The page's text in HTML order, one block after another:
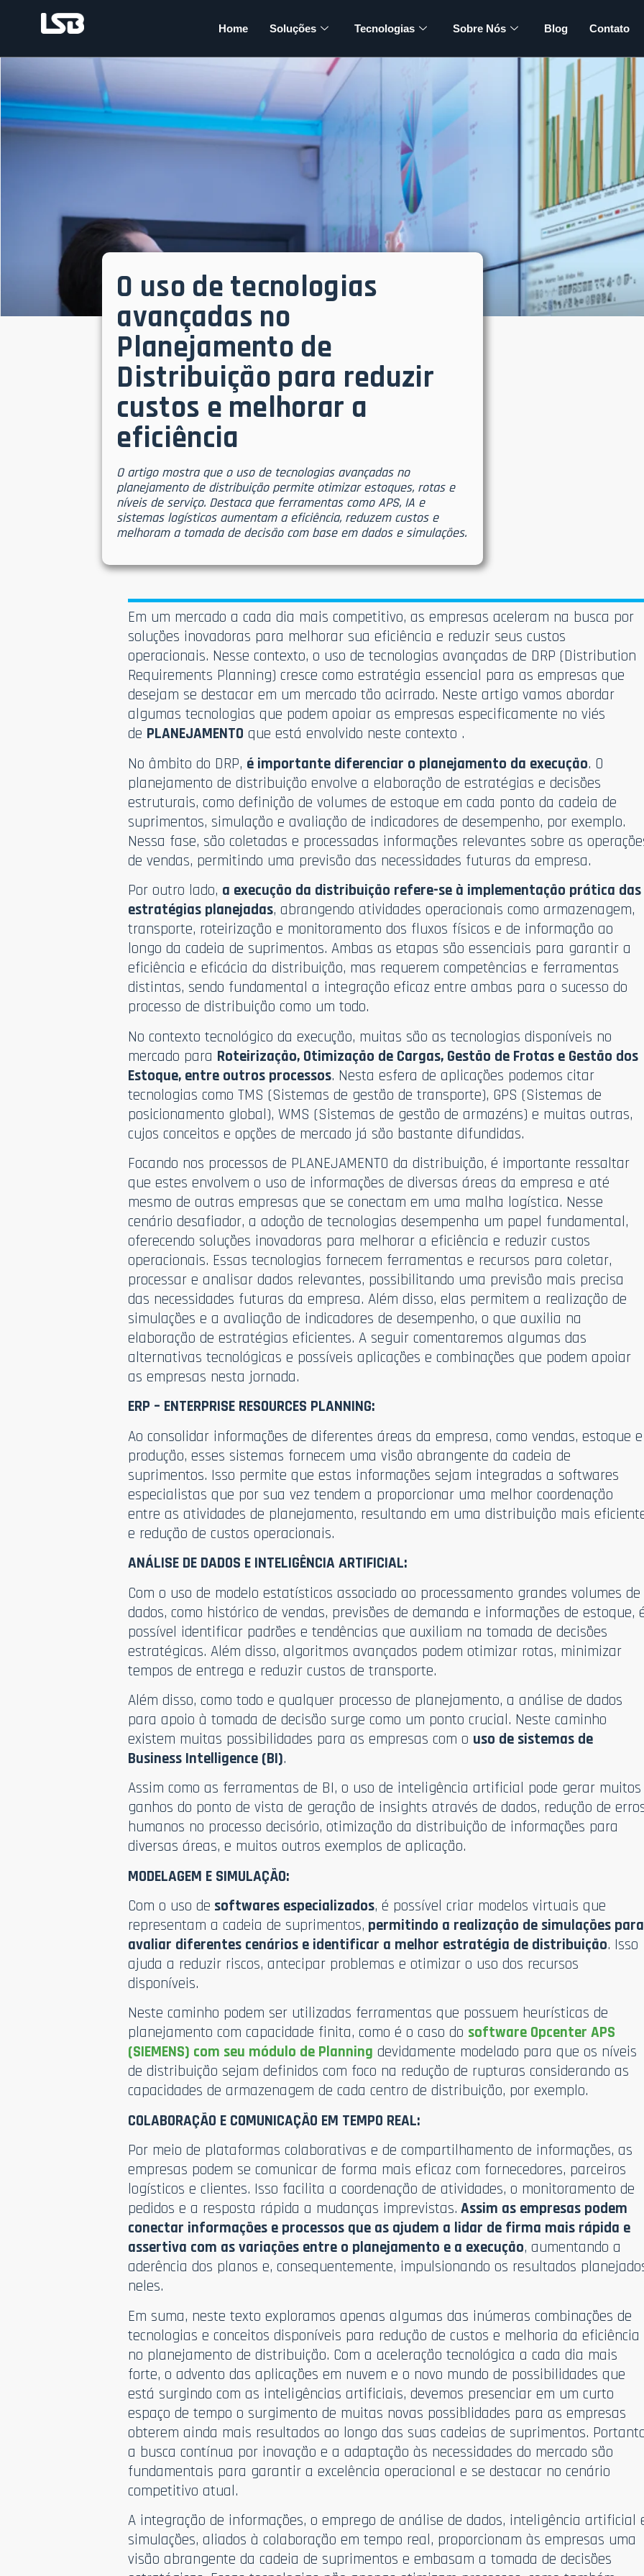
Home Soluções Tecnologias Sobre Nós Blog Contato
O uso de tecnologias
avançadas no
Planejamento de
Distribuição para reduzir
custos e melhorar a
eficiência
O artigo mostra que o uso de tecnologias avançadas no
planejamento de distribuição permite otimizar estoques, rotas e
níveis de serviço. Destaca que ferramentas como APS, IA e
sistemas logísticos aumentam a eficiência, reduzem custos e
melhoram a tomada de decisão com base em dados e simulações.
Em um mercado a cada dia mais competitivo, as empresas aceleram na busca por
soluções inovadoras para melhorar sua eficiência e reduzir seus custos
operacionais. Nesse contexto, o uso de tecnologias avançadas de DRP (Distribution
Requirements Planning) cresce como estratégia essencial para as empresas que
desejam se destacar em um mercado tão acirrado. Neste artigo vamos abordar
algumas tecnologias que podem apoiar as empresas especificamente no viés
de PLANEJAMENTO que está envolvido neste contexto .
No âmbito do DRP, é importante diferenciar o planejamento da execução. O
planejamento de distribuição envolve a elaboração de estratégias e decisões
estruturais, como definição de volumes de estoque em cada ponto da cadeia de
suprimentos, simulação e avaliação de indicadores de desempenho, por exemplo.
Nessa fase, são coletadas e processadas informações relevantes sobre as
de vendas, permitindo uma previsão das necessidades futuras da empresa.
Por outro lado, a execução da distribuição refere-se à implementação prática das
estratégias planejadas, abrangendo atividades operacionais como armazenagem,
transporte, roteirização e monitoramento dos fluxos físicos e de informação ao
longo da cadeia de suprimentos. Ambas as etapas são essenciais para garantir a
eficiência e eficácia da distribuição, mas requerem competências e ferramentas
distintas, sendo fundamental a integração eficaz entre ambas para o sucesso do
processo de distribuição como um todo.
No contexto tecnológico da execução, muitas são as tecnologias disponíveis no
mercado para Roteirização, Otimização de Cargas, Gestão de Frotas e Gestão dos
Estoque, entre outros processos. Nesta esfera de aplicações podemos citar
tecnologias como TMS (Sistemas de gestão de transporte), GPS (Sistemas de
posicionamento global), WMS (Sistemas de gestão de armazéns) e muitas outras,
cujos conceitos e opções de mercado já são bastante difundidas.
Focando nos processos de PLANEJAMENTO da distribuição, é importante ressaltar
que estes envolvem o uso de informações de diversas áreas da empresa e até
mesmo de outras empresas que se conectam em uma malha logística. Nesse
cenário desafiador, a adoção de tecnologias desempenha um papel fundamental,
oferecendo soluções inovadoras para melhorar a eficiência e reduzir custos
operacionais. Essas tecnologias fornecem ferramentas e recursos para coletar,
processar e analisar dados relevantes, possibilitando uma previsão mais precisa
das necessidades futuras da empresa. Além disso, elas permitem a realização de
simulações e a avaliação de indicadores de desempenho, o que auxilia na
elaboração de estratégias eficientes. A seguir comentaremos algumas das
alternativas tecnológicas e possíveis aplicações e combinações que podem apoiar
as empresas nesta jornada.
ERP – ENTERPRISE RESOURCES PLANNING:
Ao consolidar informações de diferentes áreas da empresa, como vendas, estoque e
produção, esses sistemas fornecem uma visão abrangente da cadeia de
suprimentos. Isso permite que estas informações sejam integradas a softwares
especialistas que por sua vez tendem a proporcionar uma melhor coordenação
entre as atividades de planejamento, resultando em uma distribuição mais
e redução de custos operacionais.
ANÁLISE DE DADOS E INTELIGÊNCIA ARTIFICIAL:
Com o uso de modelo estatísticos associado ao processamento grandes volumes de
dados, como histórico de vendas, previsões de demanda e informações de estoque,
possível identificar padrões e tendências que auxiliam na tomada de decisões
estratégicas. Além disso, algoritmos avançados podem otimizar rotas, minimizar
tempos de entrega e reduzir custos de transporte.
Além disso, como todo e qualquer processo de planejamento, a análise de dados
para apoio à tomada de decisão surge como um ponto crucial. Neste caminho
existem muitas possibilidades para as empresas com o uso de sistemas de
Business Intelligence (BI).
Assim como as ferramentas de BI, o uso de inteligência artificial pode gerar muitos
ganhos do ponto de vista de geração de insights através de dados, redução de
humanos no processo decisório, otimização da distribuição de informações para
diversas áreas, e muitos outros exemplos de aplicação.
MODELAGEM E SIMULAÇÃO:
Com o uso de softwares especializados, é possível criar modelos virtuais que
representam a cadeia de suprimentos, permitindo a realização de simulações para
avaliar diferentes cenários e identificar a melhor estratégia de distribuição. Isso
ajuda a reduzir riscos, antecipar problemas e otimizar o uso dos recursos
disponíveis.
Neste caminho podem ser utilizadas ferramentas que possuem heurísticas de
planejamento com capacidade finita, como é o caso do software Opcenter APS
(SIEMENS) com seu módulo de Planning devidamente modelado para que os níveis
de distribuição sejam definidos com foco na redução de rupturas considerando as
capacidades de armazenagem de cada centro de distribuição, por exemplo.
COLABORAÇÃO E COMUNICAÇÃO EM TEMPO REAL:
Por meio de plataformas colaborativas e de compartilhamento de informações, as
empresas podem se comunicar de forma mais eficaz com fornecedores, parceiros
logísticos e clientes. Isso facilita a coordenação de atividades, o monitoramento de
pedidos e a resposta rápida a mudanças imprevistas. Assim as empresas podem
conectar informações e processos que as ajudem a lidar de firma mais rápida e
assertiva com as variações entre o planejamento e a execução, aumentando a
aderência dos planos e, consequentemente, impulsionando os resultados
neles.
Em suma, neste texto exploramos apenas algumas das inúmeras combinações de
tecnologias e conceitos disponíveis para redução de custos e melhoria da eficiência
no planejamento de distribuição. Com a aceleração tecnológica a cada dia mais
forte, o advento das aplicações em nuvem e o novo mundo de possibilidades que
está surgindo com as inteligências artificiais, devemos presenciar em um curto
espaço de tempo o surgimento de muitas novas possiblidades para as empresas
obterem ainda mais resultados ao longo das suas cadeias de suprimentos.
a busca contínua por inovação e a adaptação às necessidades do mercado são
fundamentais para garantir a excelência operacional e se destacar no cenário
competitivo atual.
A integração de informações, o emprego de análise de dados, inteligência artificial
simulações, aliados à colaboração em tempo real, proporcionam às empresas uma
visão abrangente da cadeia de suprimentos e embasam a tomada de decisões